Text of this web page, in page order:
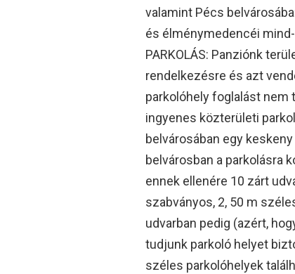
valamint Pécs
és élménymedencéi
PARKOLÁS: Panziónk
rendelkezésre és azt
parkolóhely foglalást nem
ingyenes közterületi
belvárosában egy
belvárosban a parkolásra
ennek ellenére 10 zárt
szabványos, 2, 50 m
udvarban pedig (azért,
tudjunk parkoló helyet
széles parkolóhelyek